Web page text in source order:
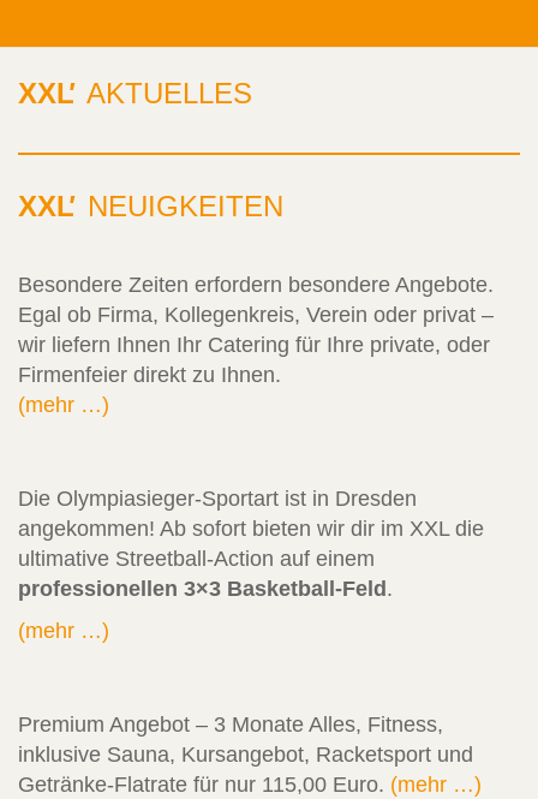
XXL
' AKTUELLES
XXL
' NEUIGKEITEN
Besondere Zeiten erfordern besondere Angebote.
Egal ob Firma, Kollegenkreis, Verein oder privat –
wir liefern Ihnen Ihr Catering für Ihre private, oder
Firmenfeier direkt zu Ihnen.
(mehr …)
Die Olympiasieger-Sportart ist in Dresden
angekommen! Ab sofort bieten wir dir im XXL die
ultimative Streetball-Action auf einem
professionellen 3×3 Basketball-Feld .
(mehr …)
Premium Angebot – 3 Monate Alles, Fitness,
inklusive Sauna, Kursangebot, Racketsport und
Getränke-Flatrate für nur 115,00 Euro. (mehr …)